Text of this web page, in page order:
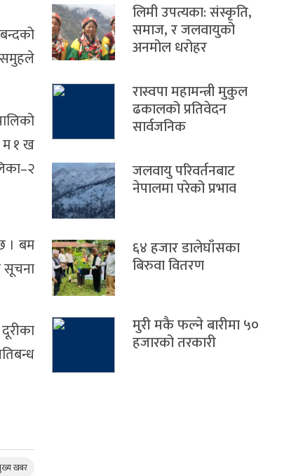
समुहले
म १ ख
। बम
सूचना
खबर
लिमी उपत्यका: संस्कृति,
समाज, र जलवायुको
अनमोल धरोहर
रास्वपा महामन्त्री मुकुल
ढकालको प्रतिवेदन
सार्वजनिक
जलवायु परिवर्तनबाट
नेपालमा परेको प्रभाव
६४ हजार डालेघाँसका
बिरुवा वितरण
मुरी मकै फल्ने बारीमा ५०
हजारको तरकारी